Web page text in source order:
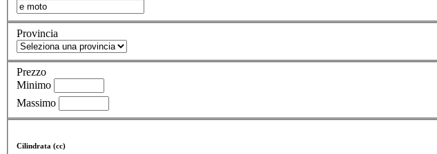
Provincia
Prezzo
Minimo
Massimo
Cilindrata (cc)